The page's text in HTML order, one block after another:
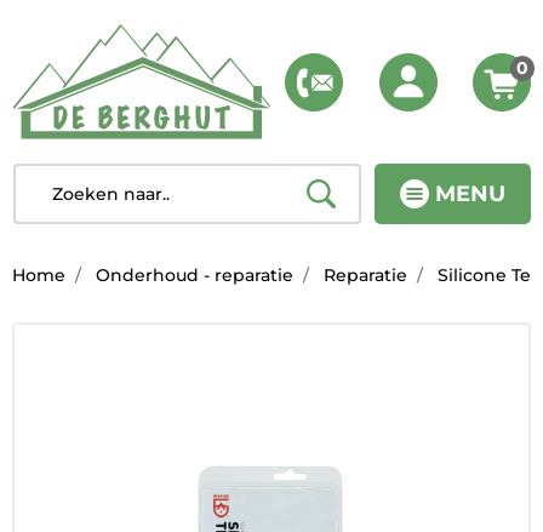
MENU
0
Home Onderhoud - reparatie Reparatie Silicone